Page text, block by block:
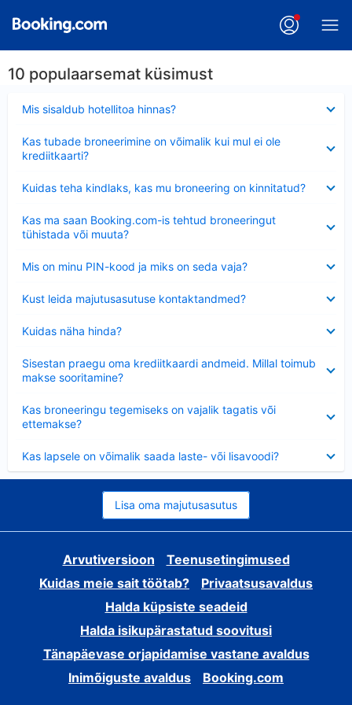
10 populaarsemat küsimust
Mis sisaldub hotellitoa hinnas?
Kas tubade broneerimine on võimalik kui mul ei ole
krediitkaarti?
Kuidas teha kindlaks, kas mu broneering on kinnitatud?
Kas ma saan Booking.com-is tehtud broneeringut
tühistada või muuta?
Mis on minu PIN-kood ja miks on seda vaja?
Kust leida majutusasutuse kontaktandmed?
Kuidas näha hinda?
Sisestan praegu oma krediitkaardi andmeid. Millal toimub
makse sooritamine?
Kas broneeringu tegemiseks on vajalik tagatis või
ettemakse?
Kas lapsele on võimalik saada laste- või lisavoodi?
Lisa oma majutusasutus
Arvutiversioon
Teenusetingimused
Kuidas meie sait töötab?
Privaatsusavaldus
Halda küpsiste seadeid
Halda isikupärastatud soovitusi
Tänapäevase orjapidamise vastane avaldus
Inimõiguste avaldus
Booking.com